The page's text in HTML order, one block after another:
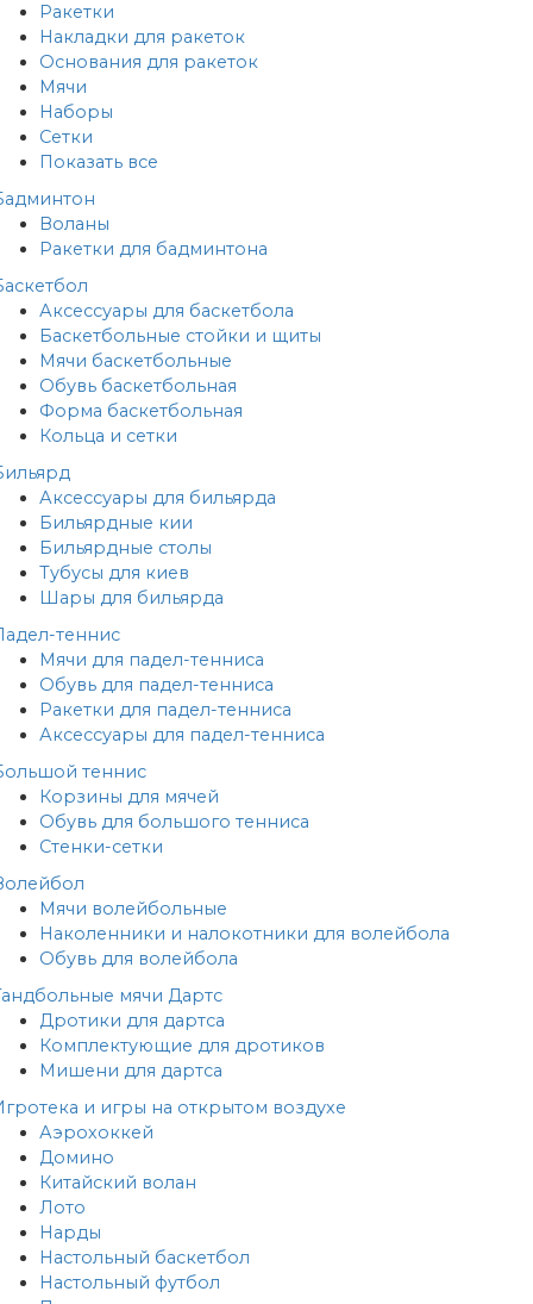
Ракетки
Накладки для ракеток
Основания для ракеток
Мячи
Наборы
Сетки
Показать все
Воланы
Ракетки для бадминтона
Аксессуары для баскетбола
Баскетбольные стойки и щиты
Мячи баскетбольные
Обувь баскетбольная
Форма баскетбольная
Кольца и сетки
Аксессуары для бильярда
Бильярдные кии
Бильярдные столы
Тубусы для киев
Шары для бильярда
теннис
Мячи для падел-тенниса
Обувь для падел-тенниса
Ракетки для падел-тенниса
Аксессуары для падел-тенниса
теннис
Корзины для мячей
Обувь для большого тенниса
Стенки-сетки
Мячи волейбольные
Наколенники и налокотники для волейбола
Обувь для волейбола
мячи Дартс
Дротики для дартса
Комплектующие для дротиков
Мишени для дартса
и игры на открытом воздухе
Аэрохоккей
Домино
Китайский волан
Лото
Нарды
Настольный баскетбол
Настольный футбол